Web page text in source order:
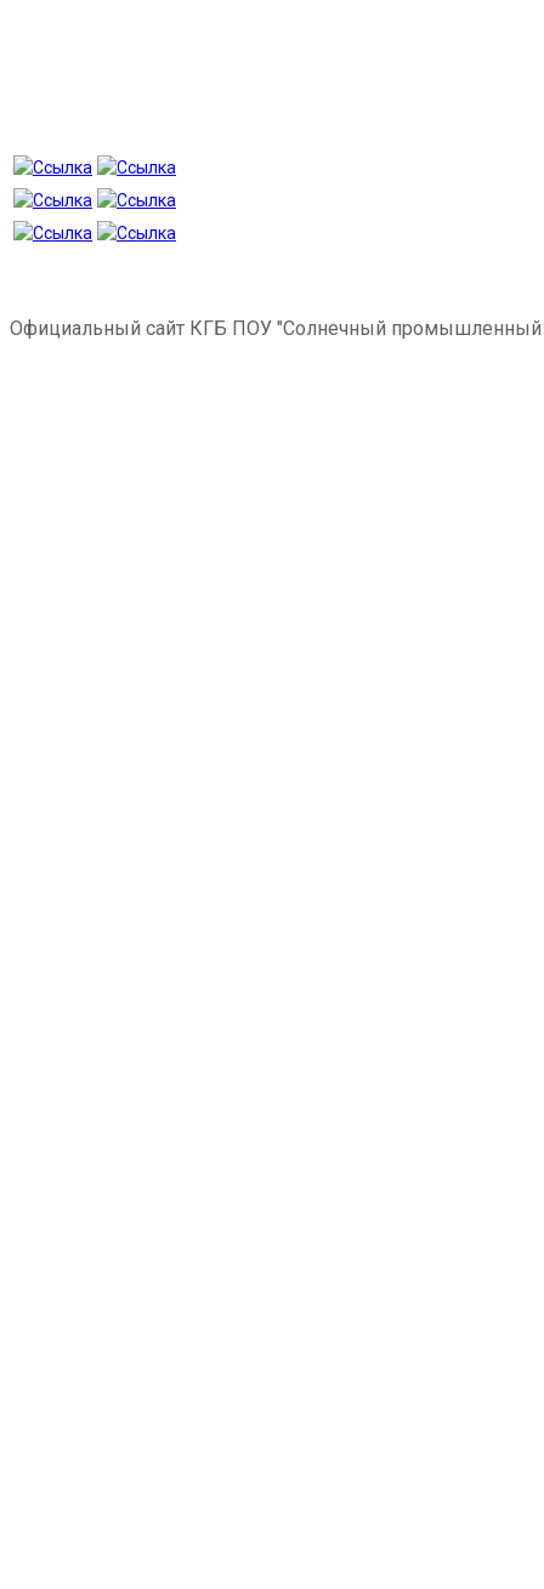
Официальный сайт КГБ ПОУ "Солнечный промышленный